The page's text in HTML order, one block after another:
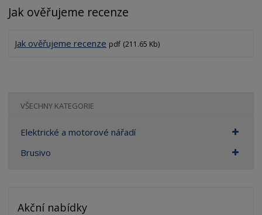
í
t
Jak ověřujeme recenze
Jak ověřujeme recenze pdf (211.65 Kb)
VŠECHNY KATEGORIE
Elektrické a motorové nářadí
Brusivo
Akční nabídky